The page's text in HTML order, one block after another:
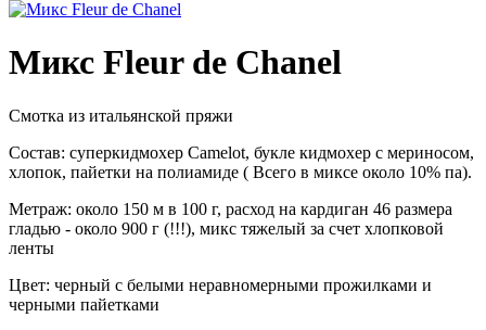
Микс Fleur de Chanel
Смотка из итальянской пряжи
Состав: суперкидмохер Camelot, букле кидмохер с мериносом,
хлопок, пайетки на полиамиде ( Всего в миксе около 10% па).
Метраж: около 150 м в 100 г, расход на кардиган 46 размера
гладью - около 900 г (!!!), микс тяжелый за счет хлопковой
ленты
Цвет: черный с белыми неравномерными прожилками и
черными пайетками